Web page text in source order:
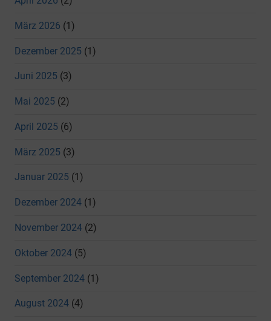
März 2026 (1)
Dezember 2025 (1)
Juni 2025 (3)
Mai 2025 (2)
April 2025 (6)
März 2025 (3)
Januar 2025 (1)
Dezember 2024 (1)
November 2024 (2)
Oktober 2024 (5)
September 2024 (1)
August 2024 (4)